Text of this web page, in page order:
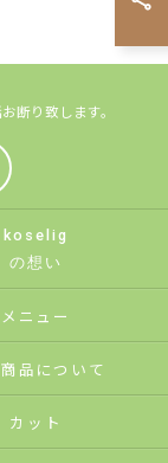
断り致します。
koselig
の想い
メニュー
品について
カット